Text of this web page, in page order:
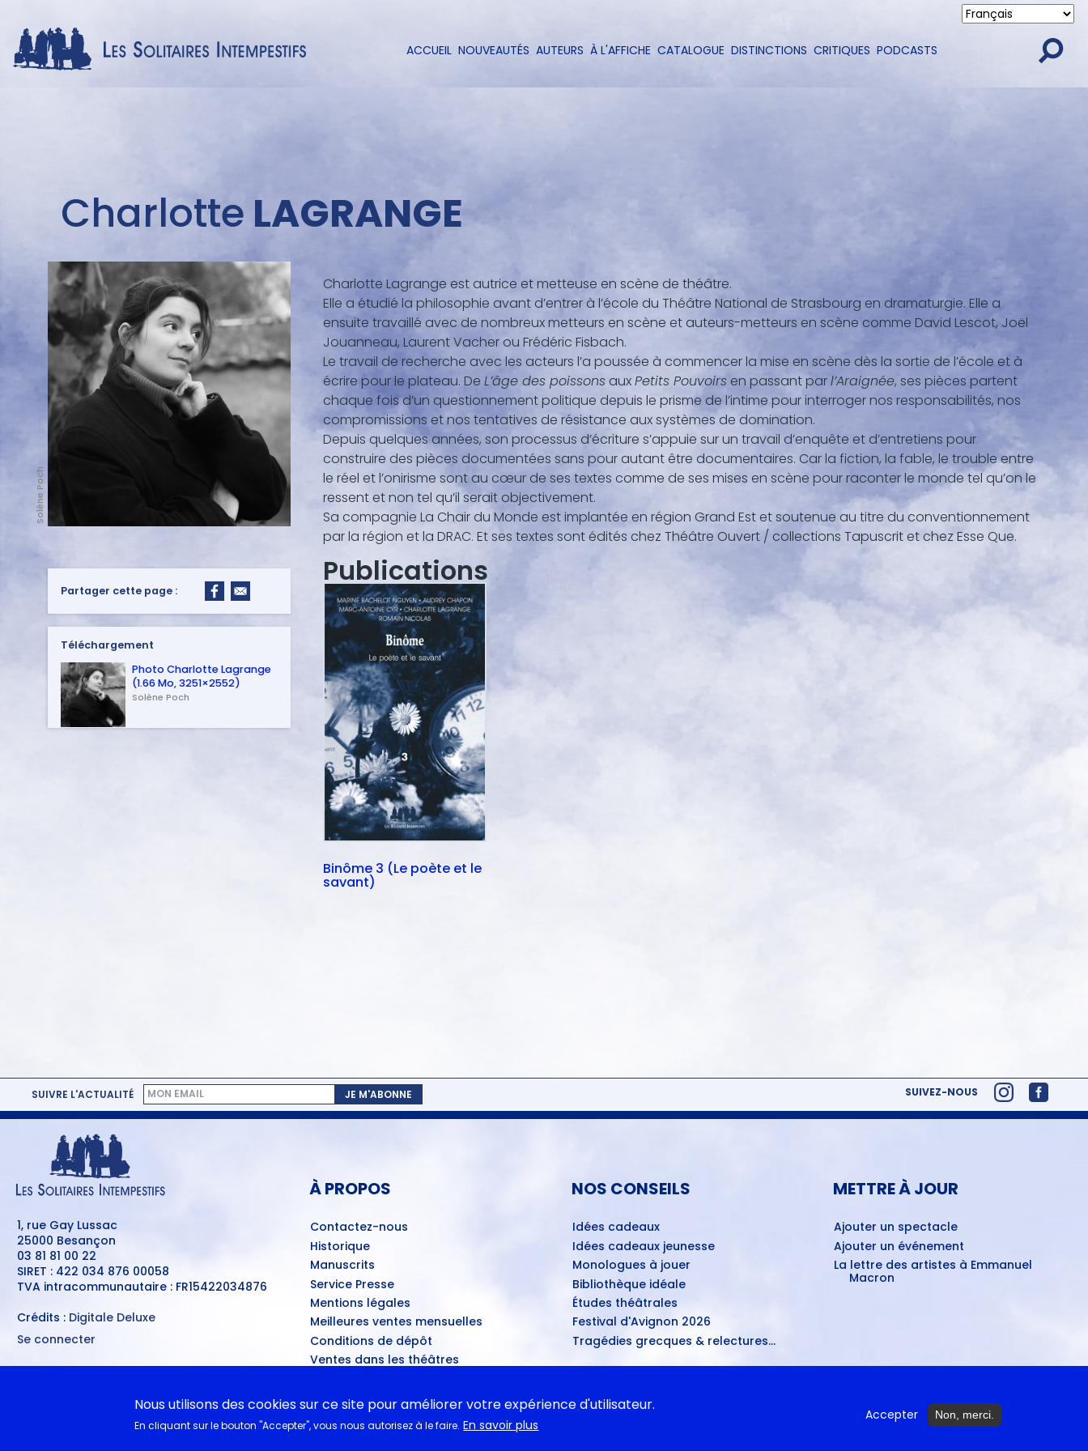
contenu
Navigation
ACCUEIL NOUVEAUTÉS AUTEURS À L'AFFICHE CATALOGUE DISTINCTIONS CRITIQUES PODCASTS
auteurCharlotte LAGRANGE
Solène Poch
Charlotte Lagrange est autrice et metteuse en scène de théâtre.
Elle a étudié la philosophie avant d’entrer à l’école du Théâtre National de Strasbourg en dramaturgie. Elle a
ensuite travaillé avec de nombreux metteurs en scène et auteurs-metteurs en scène comme David Lescot, Joël
Jouanneau, Laurent Vacher ou Frédéric Fisbach.
Le travail de recherche avec les acteurs l’a poussée à commencer la mise en scène dès la sortie de l’école et à
écrire pour le plateau. De L’âge des poissonsauxPetits Pouvoirs en passant parl’Araignée, ses pièces partent
chaque fois d’un questionnement politique depuis le prisme de l’intime pour interroger nos responsabilités, nos
compromissions et nos tentatives de résistance aux systèmes de domination.
Depuis quelques années, son processus d’écriture s’appuie sur un travail d’enquête et d’entretiens pour
construire des pièces documentées sans pour autant être documentaires. Car la fiction, la fable, le trouble entre
le réel et l’onirisme sont au cœur de ses textes comme de ses mises en scène pour raconter le monde tel qu’on le
ressent et non tel qu’il serait objectivement.
Sa compagnie La Chair du Monde est implantée en région Grand Est et soutenue au titre du conventionnement
par la région et la DRAC. Et ses textes sont édités chez Théâtre Ouvert / collections Tapuscrit et chez Esse Que.
Publications
Binôme 3 (Le poète et le
savant)
Partager cette page :
Téléchargement
Photo Charlotte Lagrange
(1.66 Mo, 3251×2552)
Solène Poch
SUIVRE L'ACTUALITÉ JE M'ABONNE SUIVEZ-NOUS
1, rue Gay Lussac
25000 Besançon
03 81 81 00 22
SIRET : 422 034 876 00058
TVA intracommunautaire : FR15422034876
Crédits : Digitale Deluxe
MENU
Se connecter
À PROPOS
Contactez-nous
Historique
Manuscrits
Service Presse
Mentions légales
Meilleures ventes mensuelles
Conditions de dépôt
Ventes dans les théâtres
NOS CONSEILS
Idées cadeaux
Idées cadeaux jeunesse
Monologues à jouer
Bibliothèque idéale
Études théâtrales
Festival d'Avignon 2026
Tragédies grecques & relectures...
METTRE À JOUR
Ajouter un spectacle
Ajouter un événement
La lettre des artistes à Emmanuel
Macron
EN CLASSE
Nous utilisons des cookies sur ce site pour améliorer votre expérience d'utilisateur.
En cliquant sur le bouton "Accepter", vous nous autorisez à le faire. En savoir plus
Accepter Non, merci.